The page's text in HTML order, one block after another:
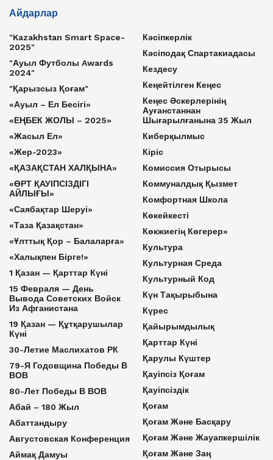
Айдарлар
"Kazakhstan Smart Space-
2025"
"Ауыл Футболы Awards
2024"
"Қарызсыз Қоғам"
«Ауыл – Ел Бесігі»
«ЕҢБЕК ЖОЛЫ – 2025»
«Жасыл Ел»
«Жер-2023»
«ҚАЗАҚСТАН ХАЛҚЫНА»
«ӨРТ ҚАУІПСІЗДІГІ
АЙЛЫҒЫ»
«Саябақтар Шеруі»
«Таза Қазақстан»
«Ұлттық Қор – Балаларға»
«Халықпен Бірге!»
1 Қазан — Қарттар Күні
15 Февраля — День
Вывода Советских Войск
Из Афганистана
19 Қазан — Құтқарушылар
Күні
30-Летие Маслихатов РК
79-Я Годовщина Победы В
ВОВ
80-Лет Победы В ВОВ
Абай – 180 Жыл
Абаттандыру
Августовская Конференция
Аймақ Дамуы
Кәсіпкерлік
Кәсіподақ Спартакиадасы
Кездесу
Кеңейтілген Кеңес
Кеңес Әскерлерінің
Ауғанстаннан
Шығарылғанына 35 Жыл
Киберқылмыс
Кіріс
Комиссия Отырысы
Коммуналдық Қызмет
Комфортная Школа
Көкейкесті
Көкжиегің Көгерер»
Культура
Культурная Среда
Культурный Код
Күн Тақырыбына
Күрес
Қайырымдылық
Қарттар Күні
Қарулы Күштер
Қауіпсіз Қоғам
Қауіпсіздік
Қоғам
Қоғам Және Басқару
Қоғам Және Жауапкершілік
Қоғам Және Заң